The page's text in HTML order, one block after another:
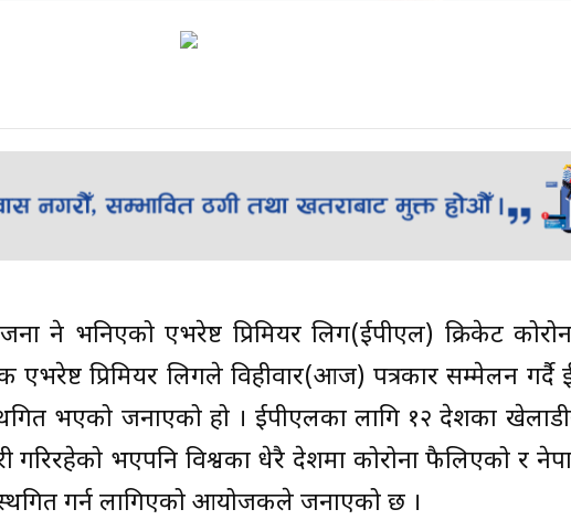
हुने भनिएको एभरेष्ट प्रिमियर लिग(ईपीएल) क्रिकेट
प्रिमियर लिगले विहीवार(आज) पत्रकार सम्मेलन गर्दै
भएको जनाएको हो । ईपीएलका लागि १२ देशका
गरिरहेको भएपनि विश्वका धेरै देशमा कोरोना फैलिएको र
गर्न लागिएको आयोजकले जनाएको छ ।